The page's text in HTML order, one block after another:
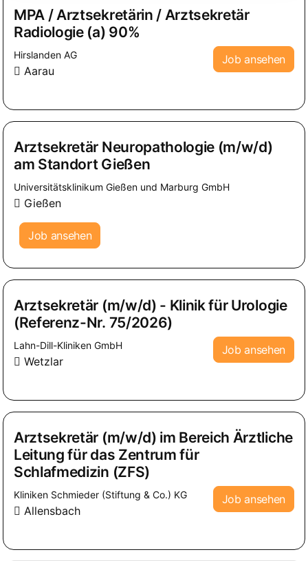
MPA / Arztsekretärin / Arztsekretär
Radiologie (a) 90%
Hirslanden AG
Aarau
Job ansehen
Arztsekretär Neuropathologie (m/w/d)
am Standort Gießen
Universitätsklinikum Gießen und Marburg GmbH
Gießen
Job ansehen
Arztsekretär (m/w/d) - Klinik für Urologie
(Referenz-Nr. 75/2026)
Lahn-Dill-Kliniken GmbH
Wetzlar
Job ansehen
Arztsekretär (m/w/d) im Bereich Ärztliche
Leitung für das Zentrum für
Schlafmedizin (ZFS)
Kliniken Schmieder (Stiftung & Co.) KG
Allensbach
Job ansehen